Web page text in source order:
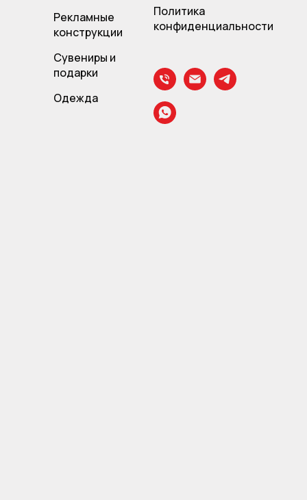
Рекламные
конструкции
Сувениры и
подарки
Одежда
Политика
конфиденциальности